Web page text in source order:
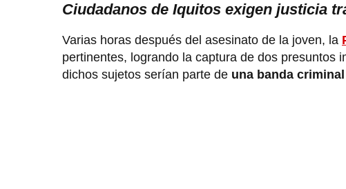
Ciudadanos de Iquitos exigen justicia
Varias horas después del asesinato de la joven, la
pertinentes, logrando la captura de dos presuntos
dichos sujetos serían parte de una banda criminal